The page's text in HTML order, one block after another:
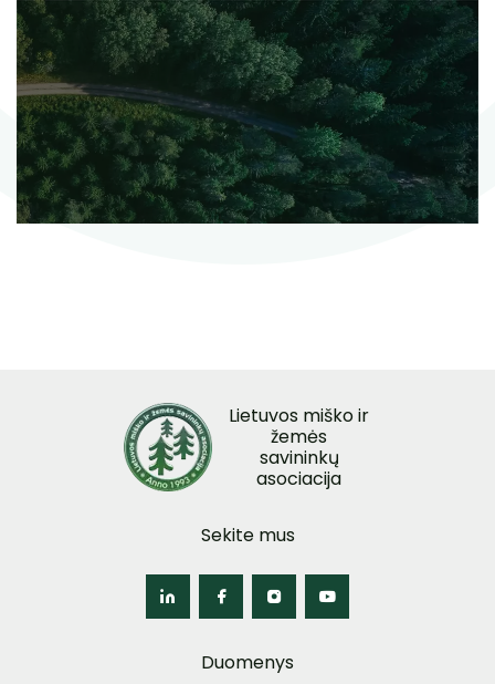
Lietuvos miško ir
žemės
savininkų
asociacija
Sekite mus
Duomenys